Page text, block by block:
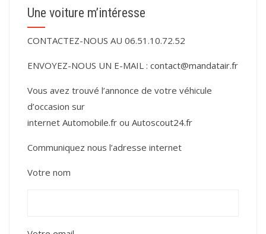
Une voiture m’intéresse
CONTACTEZ-NOUS AU 06.51.10.72.52
ENVOYEZ-NOUS UN E-MAIL : contact@mandatair.fr
Vous avez trouvé l’annonce de votre véhicule
d’occasion sur
internet Automobile.fr ou Autoscout24.fr
Communiquez nous l’adresse internet
Votre nom